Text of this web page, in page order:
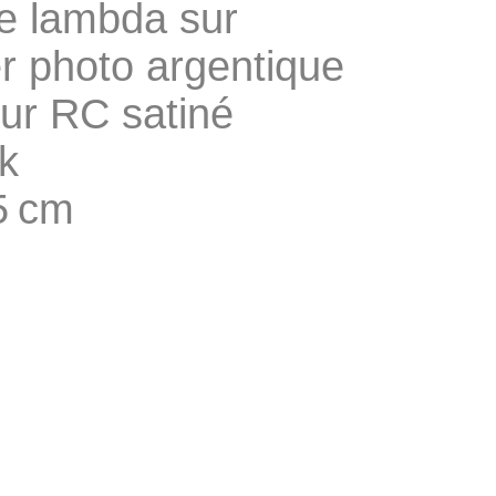
lambda sur
photo argentique
RC satiné
cm